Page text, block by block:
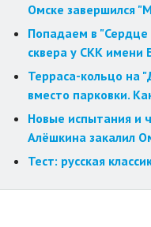
Омске завершился
Попадаем в
сквера у СКК имени
Терраса-кольцо на
вместо парковки.
Новые испытания и
Алёшкина закалил
Тест: русская